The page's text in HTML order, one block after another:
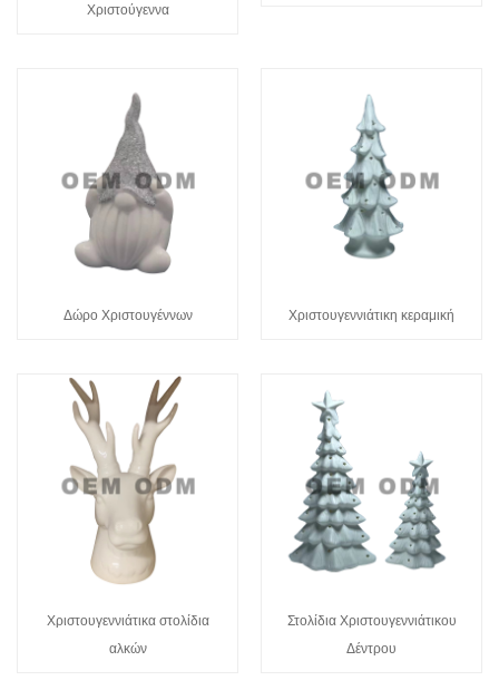
Χριστούγεννα
Δώρο Χριστουγέννων Χριστουγεννιάτικη κεραμική
Χριστουγεννιάτικα στολίδια
αλκών
Στολίδια Χριστουγεννιάτικου
Δέντρου